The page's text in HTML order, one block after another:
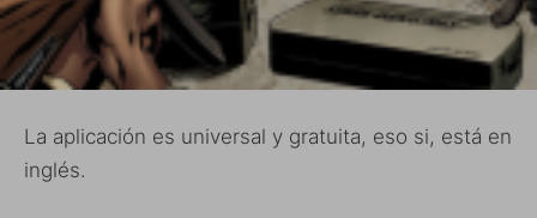
La aplicación es universal y gratuita, eso si, está en
inglés.